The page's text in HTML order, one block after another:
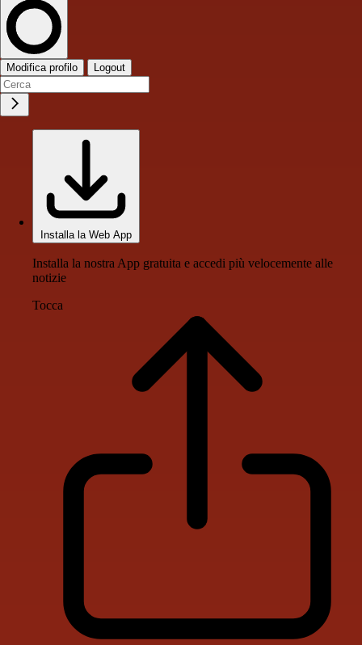
Modifica profilo Logout
Installa la Web App
Installa la nostra App gratuita e accedi più velocemente alle
notizie
Tocca